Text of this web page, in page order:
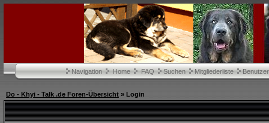
Navigation Home FAQ Suchen Mitgliederliste
Do - Khyi - Talk .de Foren-Übersicht » Login